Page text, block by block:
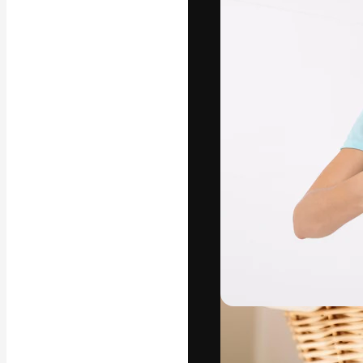
La
migliori lavori.
creativi,
Copyright ©